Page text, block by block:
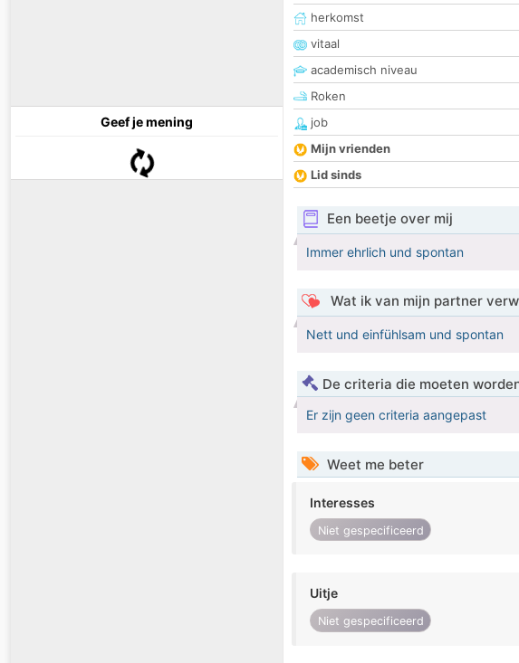
Geef je mening
herkomst
vitaal
academisch niveau
Roken
job
Mijn vrienden
Lid sinds
Een beetje over mij
Immer ehrlich und spontan
Wat ik van mijn partner
Nett und einfühlsam und spontan
De criteria die moeten
Er zijn geen criteria aangepast
Weet me beter
Interesses
Niet gespecificeerd
Uitje
Niet gespecificeerd